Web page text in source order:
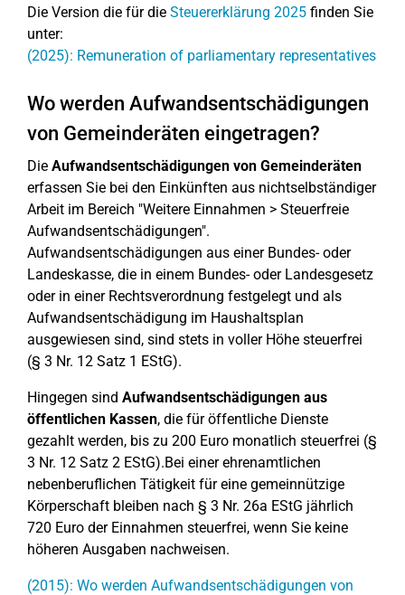
Die Version die für die Steuererklärung 2025 finden Sie
unter:
(2025): Remuneration of parliamentary representatives
Wo werden Aufwandsentschädigungen
von Gemeinderäten eingetragen?
Die Aufwandsentschädigungen von Gemeinderäten
erfassen Sie bei den Einkünften aus nichtselbständiger
Arbeit im Bereich "Weitere Einnahmen > Steuerfreie
Aufwandsentschädigungen".
Aufwandsentschädigungen aus einer Bundes- oder
Landeskasse, die in einem Bundes- oder Landesgesetz
oder in einer Rechtsverordnung festgelegt und als
Aufwandsentschädigung im Haushaltsplan
ausgewiesen sind, sind stets in voller Höhe steuerfrei
(§ 3 Nr. 12 Satz 1 EStG).
Hingegen sind Aufwandsentschädigungen aus
öffentlichen Kassen, die für öffentliche Dienste
gezahlt werden, bis zu 200 Euro monatlich steuerfrei (§
3 Nr. 12 Satz 2 EStG).Bei einer ehrenamtlichen
nebenberuflichen Tätigkeit für eine gemeinnützige
Körperschaft bleiben nach § 3 Nr. 26a EStG jährlich
720 Euro der Einnahmen steuerfrei, wenn Sie keine
höheren Ausgaben nachweisen.
(2015): Wo werden Aufwandsentschädigungen von